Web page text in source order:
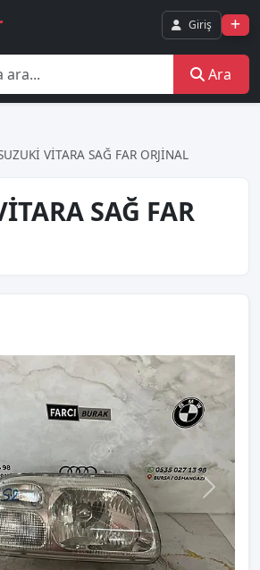
Giriş
Ara
VİTARA SAĞ FAR ORJİNAL
SAĞ FAR